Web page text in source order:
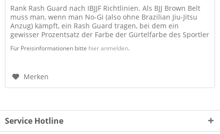
Rank Rash Guard nach IBJJF Richtlinien. Als BJJ Brown Belt
muss man, wenn man No-Gi (also ohne Brazilian Jiu-Jitsu
Anzug) kämpft, ein Rash Guard tragen, bei dem ein
gewisser Prozentsatz der Farbe der Gürtelfarbe des Sportler
Für Preisinformationen bitte hier anmelden.
Merken
Service Hotline